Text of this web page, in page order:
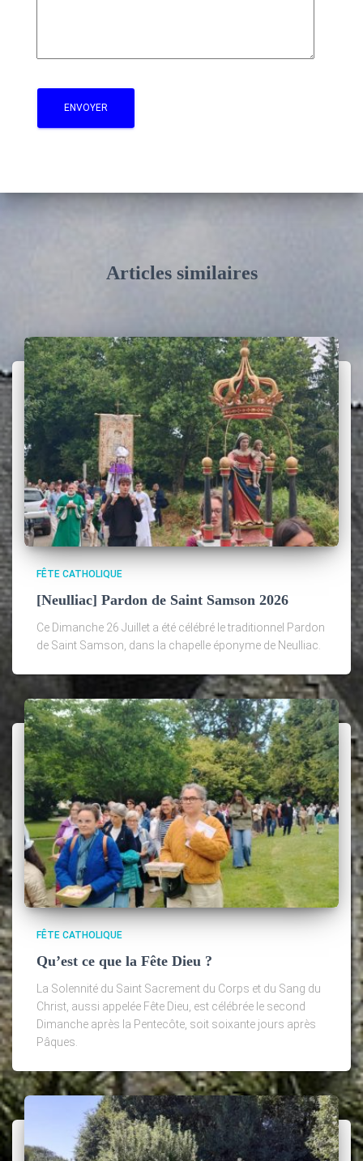
Articles similaires
FÊTE CATHOLIQUE
[Neulliac] Pardon de Saint Samson 2026
Ce Dimanche 26 Juillet a été célébré le traditionnel Pardon
de Saint Samson, dans la chapelle éponyme de Neulliac.
FÊTE CATHOLIQUE
Qu’est ce que la Fête Dieu ?
La Solennité du Saint Sacrement du Corps et du Sang du
Christ, aussi appelée Fête Dieu, est célébrée le second
Dimanche après la Pentecôte, soit soixante jours après
Pâques.